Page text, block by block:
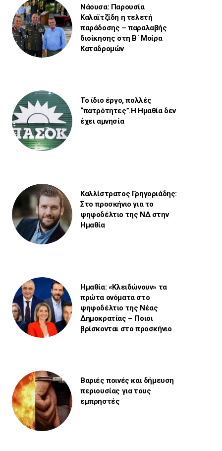
Νάουσα: Παρουσία
Καλαϊτζίδη η τελετή
παράδοσης – παραλαβής
διοίκησης στη Β΄ Μοίρα
Καταδρομών
Το ίδιο έργο, πολλές
“πατρότητες”.Η Ημαθία δεν
έχει αμνησία
Καλλίστρατος Γρηγοριάδης:
Στο προσκήνιο για το
ψηφοδέλτιο της ΝΔ στην
Ημαθία
Ημαθία: «Κλειδώνουν» τα
πρώτα ονόματα στο
ψηφοδέλτιο της Νέας
Δημοκρατίας – Ποιοι
βρίσκονται στο προσκήνιο
Βαριές ποινές και δήμευση
περιουσίας για τους
εμπρηστές